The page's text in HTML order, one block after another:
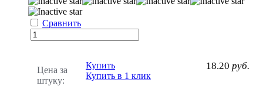
Сравнить
Цена за
штуку:
18.20 руб.
Купить
Купить в 1 клик